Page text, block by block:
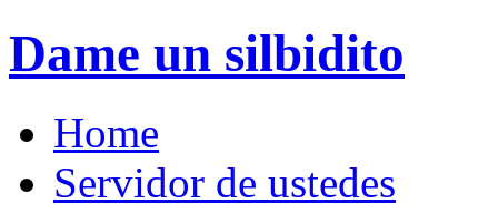
Dame un silbidito
Home
Servidor de ustedes